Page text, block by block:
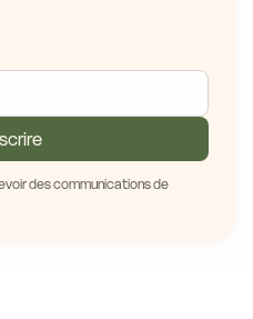
des communications de